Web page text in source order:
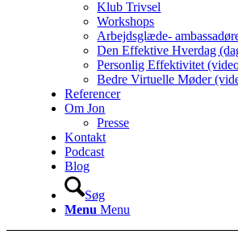
Klub Trivsel
Workshops
Arbejdsglæde-
Den Effektive Hverdag
Personlig Effektivitet
Bedre Virtuelle Møder
Referencer
Om Jon
Presse
Kontakt
Podcast
Blog
Søg
Menu Menu